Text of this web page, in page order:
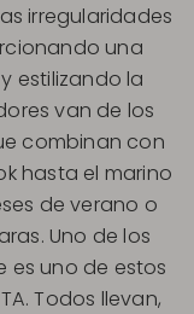
irregularidades
una
estilizando la
van de los
combinan con
hasta el marino
de verano o
Uno de los
es uno de estos
Todos llevan,